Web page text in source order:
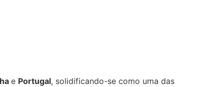
e Portugal, solidificando-se como uma das